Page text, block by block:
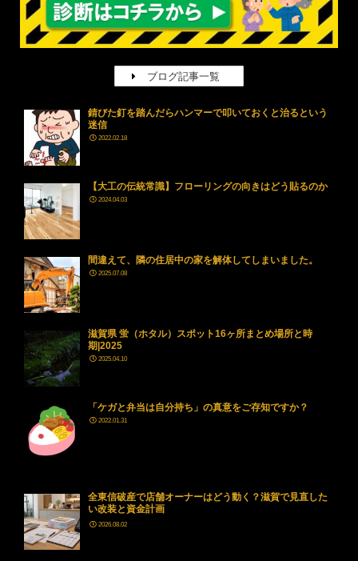
ブログ記事一覧
錆びた釘を踏んだらハンマーで叩いておくと治るという
迷信
2022.02.18
【大工の伝統常識】フローリングの向きはどう貼るのか
2024.04.03
間違えて、隣の住居中の家を解体してしまいました。
2025.07.08
滋賀県 蛍（ホタル）スポット16ヶ所まとめ場所と時
期|2025
2025.04.10
「ケガと弁当は自分持ち」の真意をご存知ですか？
2022.01.31
全東信破産で店舗オーナーはどう動く？滋賀で見直した
い改装と資金計画
2026.08.02